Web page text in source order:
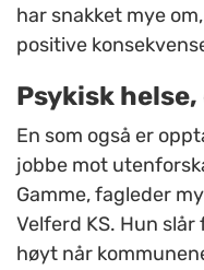
har snakket mye
positive
Psykisk
En som også er
jobbe mot
Gamme, fagleder
Velferd KS. Hun
høyt når